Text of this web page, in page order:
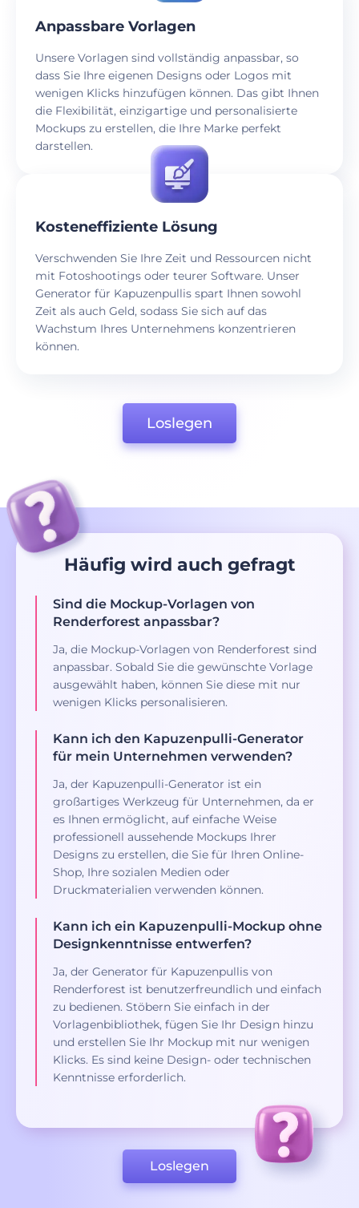
Anpassbare Vorlagen
Unsere Vorlagen sind vollständig anpassbar, so
dass Sie Ihre eigenen Designs oder Logos mit
wenigen Klicks hinzufügen können. Das gibt Ihnen
die Flexibilität, einzigartige und personalisierte
Mockups zu erstellen, die Ihre Marke perfekt
darstellen.
Kosteneffiziente Lösung
Verschwenden Sie Ihre Zeit und Ressourcen nicht
mit Fotoshootings oder teurer Software. Unser
Generator für Kapuzenpullis spart Ihnen sowohl
Zeit als auch Geld, sodass Sie sich auf das
Wachstum Ihres Unternehmens konzentrieren
können.
Loslegen
Häufig wird auch gefragt
Sind die Mockup-Vorlagen von
Renderforest anpassbar?
Ja, die Mockup-Vorlagen von Renderforest sind
anpassbar. Sobald Sie die gewünschte Vorlage
ausgewählt haben, können Sie diese mit nur
wenigen Klicks personalisieren.
Kann ich den Kapuzenpulli-Generator
für mein Unternehmen verwenden?
Ja, der Kapuzenpulli-Generator ist ein
großartiges Werkzeug für Unternehmen, da er
es Ihnen ermöglicht, auf einfache Weise
professionell aussehende Mockups Ihrer
Designs zu erstellen, die Sie für Ihren Online-
Shop, Ihre sozialen Medien oder
Druckmaterialien verwenden können.
Kann ich ein Kapuzenpulli-Mockup ohne
Designkenntnisse entwerfen?
Ja, der Generator für Kapuzenpullis von
Renderforest ist benutzerfreundlich und einfach
zu bedienen. Stöbern Sie einfach in der
Vorlagenbibliothek, fügen Sie Ihr Design hinzu
und erstellen Sie Ihr Mockup mit nur wenigen
Klicks. Es sind keine Design- oder technischen
Kenntnisse erforderlich.
Loslegen